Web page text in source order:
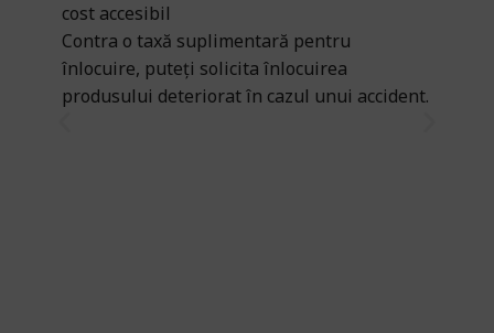
cost accesibil
Contra o taxă suplimentară pentru
înlocuire, puteți solicita înlocuirea
produsului deteriorat în cazul unui accident.